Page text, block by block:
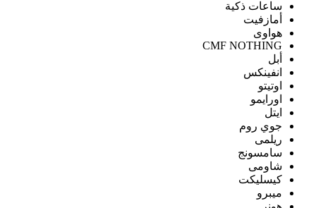
ساعات ذكية
أمازفيت
هواوى
CMF NOTHING
أبل
انفينكس
اوتيتو
اورايمو
ايتل
جوي روم
ريلمى
سامسونج
شاومى
كيسليكت
ميبرو